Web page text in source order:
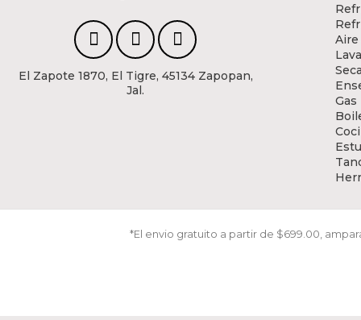
El Zapote 1870, El Tigre, 45134 Zapopan,
Jal.
Aire
Gas
*El envio gratuito a partir de $699.00,